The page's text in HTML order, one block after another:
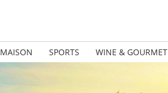
MAISON SPORTS WINE & GOURMET